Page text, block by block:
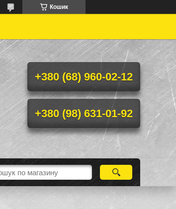
Кошик
+380 (68) 960-02-12
+380 (98) 631-01-92